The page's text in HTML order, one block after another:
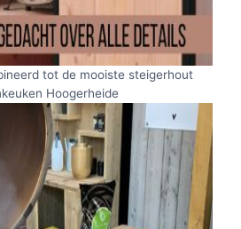
tot de mooiste steigerhout
Hoogerheide